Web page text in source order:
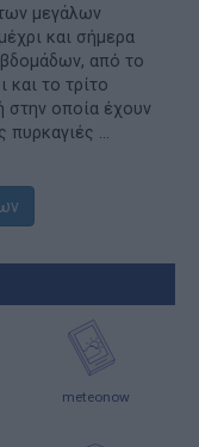
μεγάλων
και σήμερα
από το
και το τρίτο
στην οποία έχουν
...
meteonow